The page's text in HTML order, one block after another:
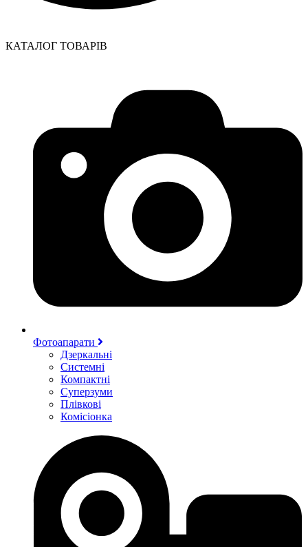
КАТАЛОГ ТОВАРІВ
Фотоапарати
Дзеркальні
Системні
Компактні
Суперзуми
Плівкові
Комісіонка